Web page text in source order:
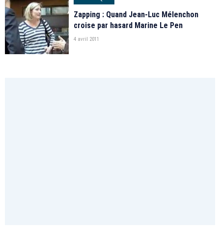
Zapping : Quand Jean-Luc Mélenchon
croise par hasard Marine Le Pen
4 avril 2011